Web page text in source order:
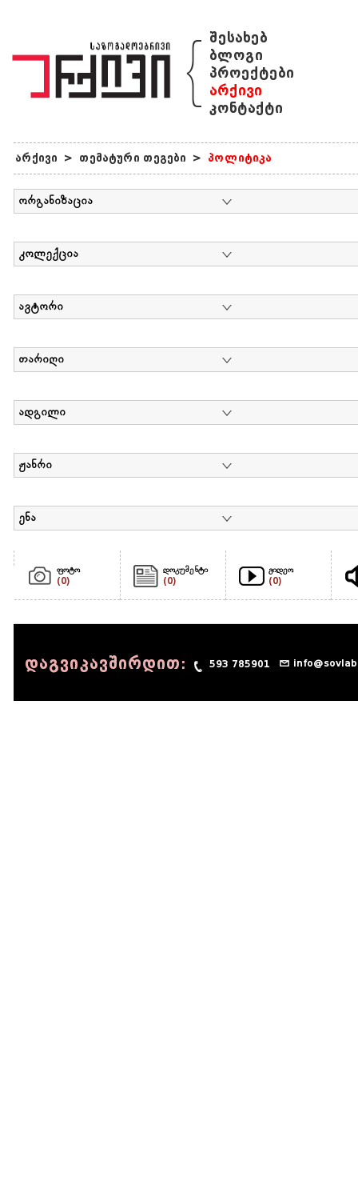
{ შესახებ
ბლოგი
პროექტები
არქივი
კონტაქტი
არქივი > თემატური თეგები > პოლიტიკა
ორგანიზაცია
კოლექცია
ავტორი
თარიღი
ადგილი
ჟანრი
ენა
ფოტო
(0)
დოკუმენტი
(0)
ვიდეო
(0)
დაგვიკავშირდით: 593 785901